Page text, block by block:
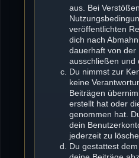
aus. Bei
veröffentlichten
dich nach
dauerhaft von der
ausschließen und
Du nimmst zur
keine
Beiträgen
erstellt hat oder
genommen hat.
dein
jederzeit zu
Du gestattest